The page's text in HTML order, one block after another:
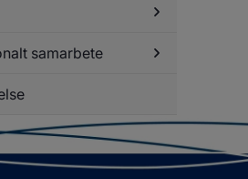
Undersidor
Undersidor
samarbete
Internationellt
och
regionalt
samarbete